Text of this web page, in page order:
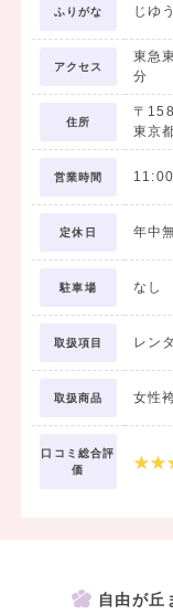
袴ギャラリー掲載品
袴&着物セットで最安
もちろん、袴だけ借
着物も袴も全て組み
和風テイストからモ
ネットにてレンタル
ふりがな じゆ
アクセス
東急
分
住所
〒
東京
営業時間 11:00
定休日 年中
駐車場 なし
取扱項目 レン
取扱商品 女性
口コミ総合評
価
自由が丘